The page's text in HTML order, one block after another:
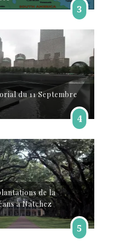
3
du 11 Septembre
4
de la
à Natchez
5